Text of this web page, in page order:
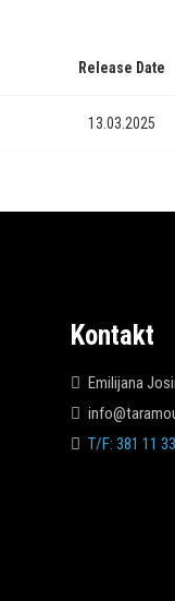
Release Date
13.03.2025
Kontakt
Emilijana
T/F: 381 11